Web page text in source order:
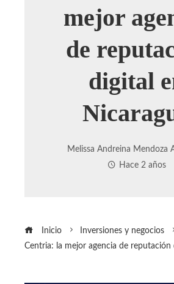
mejor
de
digital
Melissa Andreina Mendoza
Hace 2 años
Inicio
Inversiones y negocios
Centria: la mejor agencia de reputación